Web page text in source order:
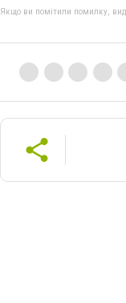
Якщо ви помітили помилку,